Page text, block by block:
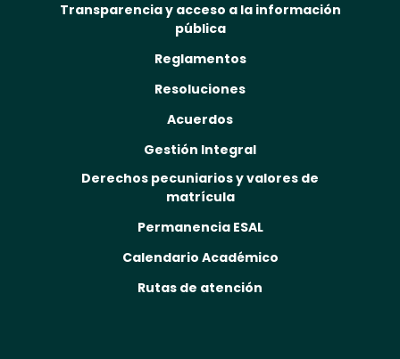
Transparencia y acceso a la información
pública
Reglamentos
Resoluciones
Acuerdos
Gestión Integral
Derechos pecuniarios y valores de
matrícula
Permanencia ESAL
Calendario Académico
Rutas de atención